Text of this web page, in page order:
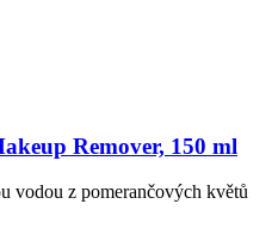
Remover, 150 ml
vodou z pomerančových květů